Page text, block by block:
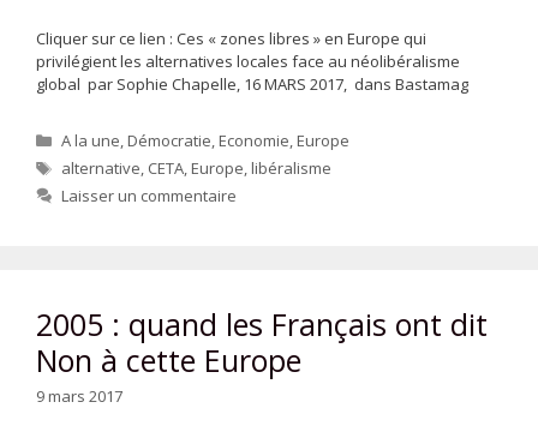
Cliquer sur ce lien : Ces « zones libres » en Europe qui
privilégient les alternatives locales face au néolibéralisme
global par Sophie Chapelle, 16 MARS 2017, dans Bastamag
Catégories
A la une,Démocratie,Economie,Europe
Étiquettes
alternative, CETA,Europe,libéralisme
Laisser un commentaire
2005 : quand les Français ont dit
Non à cette Europe
9 mars 2017